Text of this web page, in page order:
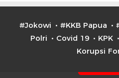
#Jokowi #KKB Papua
Polri
Covid 19 KPK
Korupsi